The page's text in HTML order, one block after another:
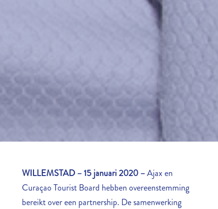
WILLEMSTAD – 15 januari 2020 –Ajax en
Curaçao Tourist Board hebben overeenstemming
bereikt over een partnership. De samenwerking